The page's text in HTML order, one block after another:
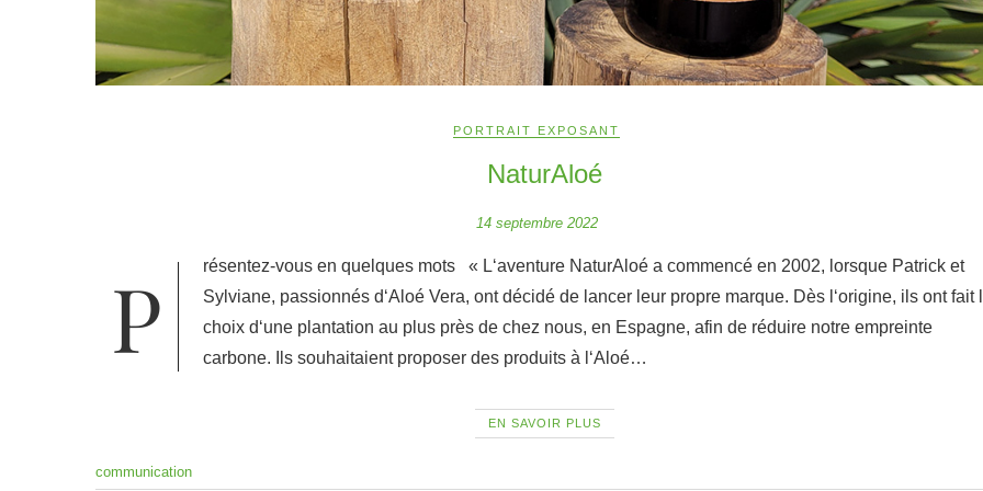
PORTRAIT EXPOSANT
NaturAloé
14 septembre 2022
Présentez-vous en quelques mots « L‘aventure NaturAloé a commencé en 2002, lorsque Patrick et
Sylviane, passionnés d‘Aloé Vera, ont décidé de lancer leur propre marque. Dès l‘origine, ils ont fait
choix d‘une plantation au plus près de chez nous, en Espagne, afin de réduire notre empreinte
carbone. Ils souhaitaient proposer des produits à l‘Aloé…
EN SAVOIR PLUS
communication